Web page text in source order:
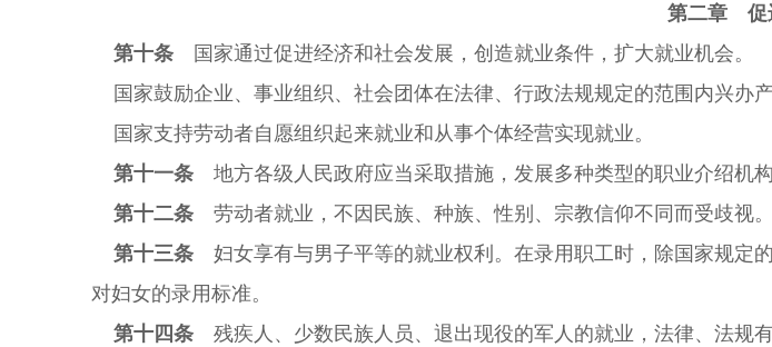
第二章 促
第十条 国家通过促进经济和社会发展，创造就业条件，扩大就业机会。
国家鼓励企业、事业组织、社会团体在法律、行政法规规定的范围内兴办
国家支持劳动者自愿组织起来就业和从事个体经营实现就业。
第十一条 地方各级人民政府应当采取措施，发展多种类型的职业介绍机构
第十二条 劳动者就业，不因民族、种族、性别、宗教信仰不同而受歧视。
第十三条 妇女享有与男子平等的就业权利。在录用职工时，除国家规定
对妇女的录用标准。
第十四条 残疾人、少数民族人员、退出现役的军人的就业，法律、法规